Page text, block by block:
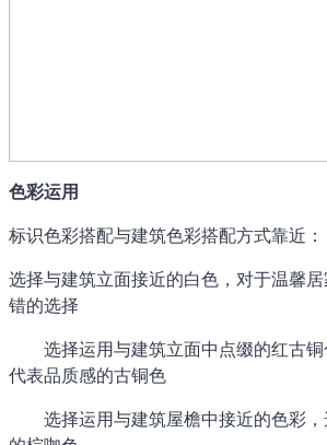
色彩运用
标识色彩搭配与建筑色彩搭配方式靠近：
选择与建筑立面接近的白色，对于温馨
错的选择
选择运用与建筑立面中点缀的红古
代表品质感的古铜色
选择运用与建筑屋檐中接近的色彩